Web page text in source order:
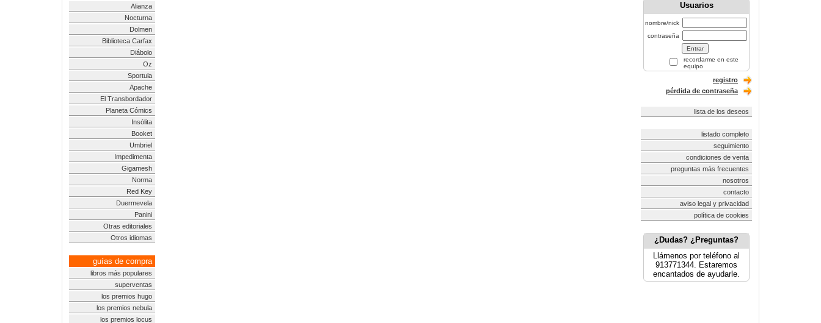
Alianza
Nocturna
Dolmen
Biblioteca Carfax
Diábolo
Oz
Sportula
Apache
El Transbordador
Planeta Cómics
Insólita
Booket
Umbriel
Impedimenta
Gigamesh
Norma
Red Key
Duermevela
Panini
Otras editoriales
Otros idiomas
guías de compra
libros más populares
superventas
los premios hugo
los premios nebula
los premios locus
Usuarios
nombre/nick
contraseña
recordarme en este
equipo
registro
pérdida de contraseña
lista de los deseos
listado completo
seguimiento
condiciones de venta
preguntas más frecuentes
nosotros
contacto
aviso legal y privacidad
política de cookies
¿Dudas? ¿Preguntas?
Llámenos por teléfono al
913771344. Estaremos
encantados de ayudarle.